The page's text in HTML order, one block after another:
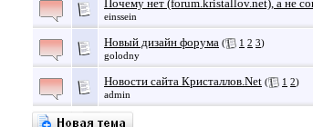
Почему нет (forum.kristallov.net), а не
einssein
Новый дизайн форума ( 1 2 3)
golodny
Новости сайта Кристаллов.Net ( 1 2)
admin